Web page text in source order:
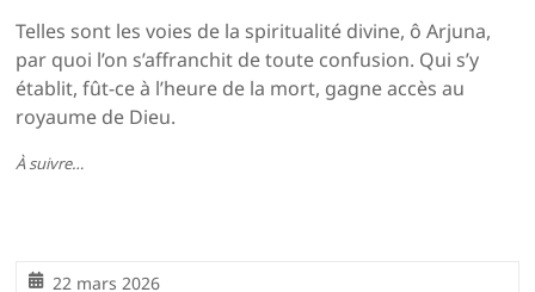
Telles sont les voies de la spiritualité divine, ô Arjuna,
par quoi l’on s’affranchit de toute confusion. Qui s’y
établit, fût-ce à l’heure de la mort, gagne accès au
royaume de Dieu.
À suivre…
22 mars 2026